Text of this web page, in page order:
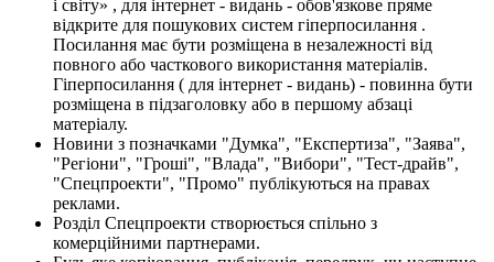
і світу» , для інтернет - видань - обов'язкове пряме
відкрите для пошукових систем гіперпосилання .
Посилання має бути розміщена в незалежності від
повного або часткового використання матеріалів.
Гіперпосилання ( для інтернет - видань) - повинна бути
розміщена в підзаголовку або в першому абзаці
матеріалу.
Новини з позначками "Думка", "Експертиза", "Заява",
"Регіони", "Гроші", "Влада", "Вибори", "Тест-драйв",
"Спецпроекти", "Промо" публікуються на правах
реклами.
Розділ Спецпроекти створюється спільно з
комерційними партнерами.